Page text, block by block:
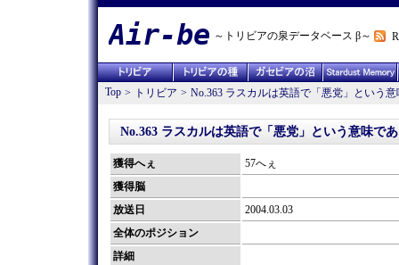
Air-be ～トリビアの泉データベース β～
Top > トリビア > No.363 ラスカルは英語で「悪党」という
No.363 ラスカルは英語で「悪党」という意味で
獲得へぇ
57へぇ
獲得脳
放送日
2004.03.03
全体のポジション
詳細